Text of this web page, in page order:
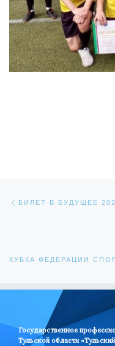
БИЛЕТ В БУДУЩЕЕ
Государственное
Тульской области